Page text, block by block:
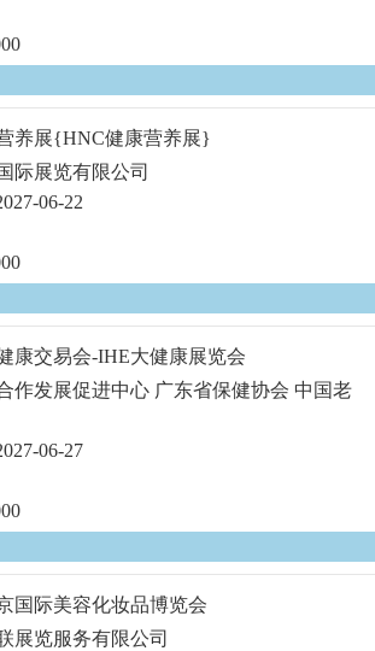
养展{HNC健康营养展}
际展览有限公司
06-22
康交易会-IHE大健康展览会
作发展促进中心 广东省保健协会 中国老
06-27
国际美容化妆品博览会
展览服务有限公司